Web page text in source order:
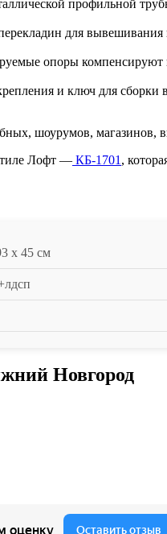
профильной
для
опоры компенсируют
и ключ для сборки
шоурумов,
Лофт — КБ-1701 ,
x 45 см
Новгород